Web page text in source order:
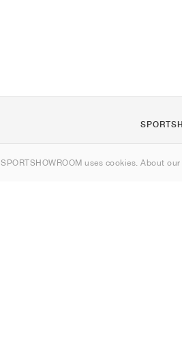
SPORTSHOWROOM uses cookies. About our
Kontakt